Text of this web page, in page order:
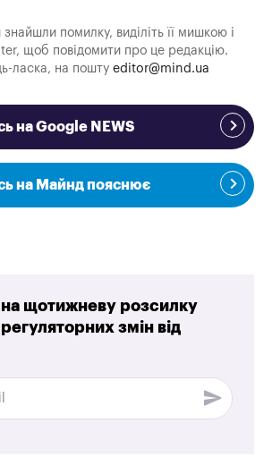
помилку, виділіть її мишкою і
щоб повідомити про це редакцію.
ласка, на пошту editor@mind.ua
на Google NEWS
на Майнд пояснює
на щотижневу розсилку
змін від